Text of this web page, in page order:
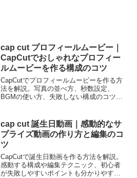
cap cut プロフィールムービー｜
CapCutでおしゃれなプロフィー
ルムービーを作る構成のコツ
CapCutでプロフィールムービーを作る方
法を解説。写真の並べ方、秒数設定、
BGMの使い方、失敗しない構成のコツま
cap cut 誕生日動画｜感動的なサ
プライズ動画の作り方と編集のコ
ツ
CapCutで誕生日動画を作る方法を解説。
感動する構成や編集テクニック、初心者
が失敗しやすいポイントも分かりやすく